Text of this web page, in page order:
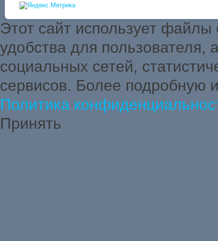
Этот сайт использует
удобства для
социальных сетей,
сервисов. Более подробную
Политика
Принять